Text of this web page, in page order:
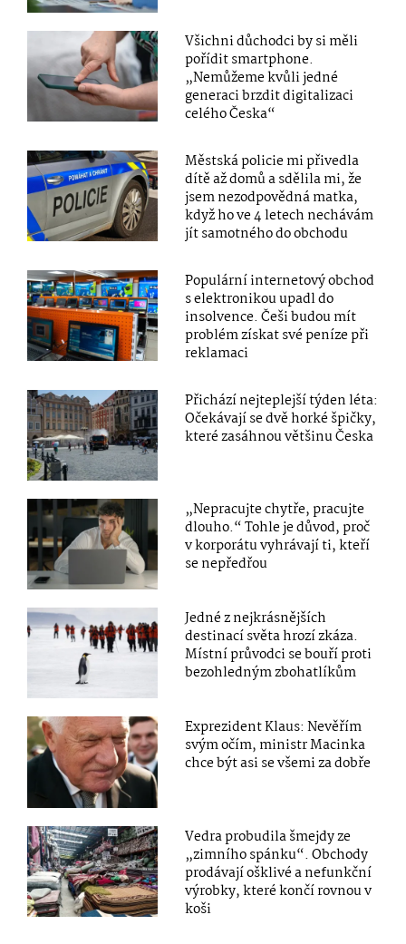
Všichni důchodci by si měli
pořídit smartphone.
„Nemůžeme kvůli jedné
generaci brzdit digitalizaci
celého Česka“
Městská policie mi přivedla
dítě až domů a sdělila mi, že
jsem nezodpovědná matka,
když ho ve 4 letech nechávám
jít samotného do obchodu
Populární internetový obchod
s elektronikou upadl do
insolvence. Češi budou mít
problém získat své peníze při
reklamaci
Přichází nejteplejší týden léta:
Očekávají se dvě horké špičky,
které zasáhnou většinu Česka
„Nepracujte chytře, pracujte
dlouho.“ Tohle je důvod, proč
v korporátu vyhrávají ti, kteří
se nepředřou
Jedné z nejkrásnějších
destinací světa hrozí zkáza.
Místní průvodci se bouří proti
bezohledným zbohatlíkům
Exprezident Klaus: Nevěřím
svým očím, ministr Macinka
chce být asi se všemi za dobře
Vedra probudila šmejdy ze
„zimního spánku“. Obchody
prodávají ošklivé a nefunkční
výrobky, které končí rovnou v
koši